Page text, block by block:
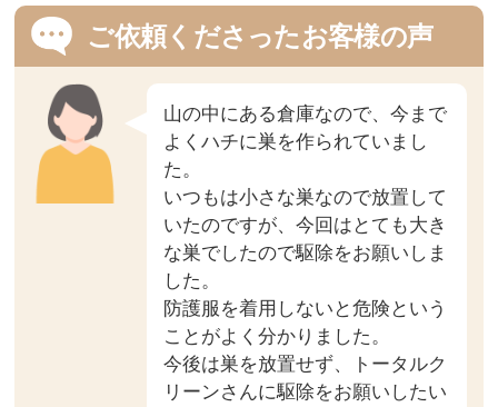
ご依頼くださったお客様の声
山の中にある倉庫なので、今まで
よくハチに巣を作られていまし
た。
いつもは小さな巣なので放置して
いたのですが、今回はとても大き
な巣でしたので駆除をお願いしま
した。
防護服を着用しないと危険という
ことがよく分かりました。
今後は巣を放置せず、トータルク
リーンさんに駆除をお願いしたい